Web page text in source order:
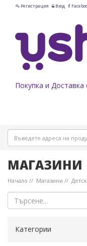
Регистрация Вход
Покупка и
МАГАЗИНИ
Начало Магазини
Категории